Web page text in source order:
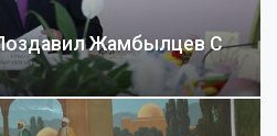
Жамбылцев С